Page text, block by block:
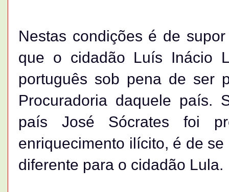
Nestas condições é de
que o cidadão Luís Inácio
português sob pena de ser
Procuradoria daquele país.
país José Sócrates foi
enriquecimento ilícito, é de
diferente para o cidadão Lula.